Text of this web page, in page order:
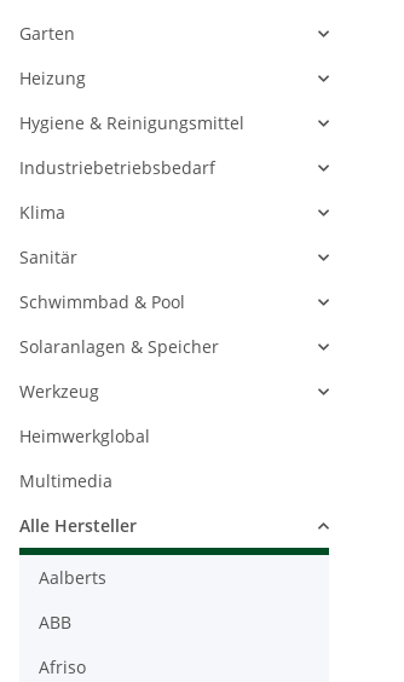
Garten
Heizung
Hygiene & Reinigungsmittel
Industriebetriebsbedarf
Klima
Sanitär
Schwimmbad & Pool
Solaranlagen & Speicher
Werkzeug
Heimwerkglobal
Multimedia
Alle Hersteller
Aalberts
ABB
Afriso